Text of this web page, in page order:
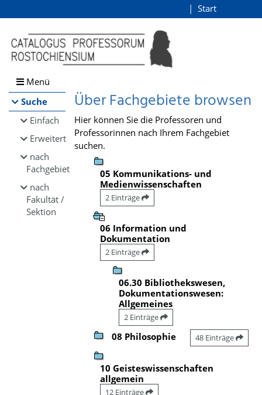
Browsen
direkt zum Inhalt
Start
Menü
Suche
Einfach
Erweitert
nach
Fachgebiet
nach
Fakultät /
Sektion
Über Fachgebiete browsen
Hier können Sie die Professoren und
Professorinnen nach Ihrem Fachgebiet
suchen.
05 Kommunikations- und
Medienwissenschaften
2 Einträge
06 Information und
Dokumentation
2 Einträge
06.30 Bibliothekswesen,
Dokumentationswesen:
Allgemeines
2 Einträge
08 Philosophie 48 Einträge
10 Geisteswissenschaften
allgemein
12 Einträge